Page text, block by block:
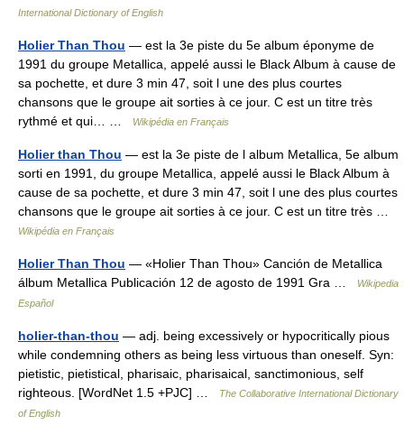
International Dictionary of English
Holier Than Thou — est la 3e piste du 5e album éponyme de
1991 du groupe Metallica, appelé aussi le Black Album à cause de
sa pochette, et dure 3 min 47, soit l une des plus courtes
chansons que le groupe ait sorties à ce jour. C est un titre très
rythmé et qui… …
Wikipédia en Français
Holier than Thou — est la 3e piste de l album Metallica, 5e album
sorti en 1991, du groupe Metallica, appelé aussi le Black Album à
cause de sa pochette, et dure 3 min 47, soit l une des plus courtes
chansons que le groupe ait sorties à ce jour. C est un titre très …
Wikipédia en Français
Holier Than Thou — «Holier Than Thou» Canción de Metallica
álbum Metallica Publicación 12 de agosto de 1991 Gra …
Wikipedia
Español
holier-than-thou — adj. being excessively or hypocritically pious
while condemning others as being less virtuous than oneself. Syn:
pietistic, pietistical, pharisaic, pharisaical, sanctimonious, self
righteous. [WordNet 1.5 +PJC] …
The Collaborative International Dictionary
of English